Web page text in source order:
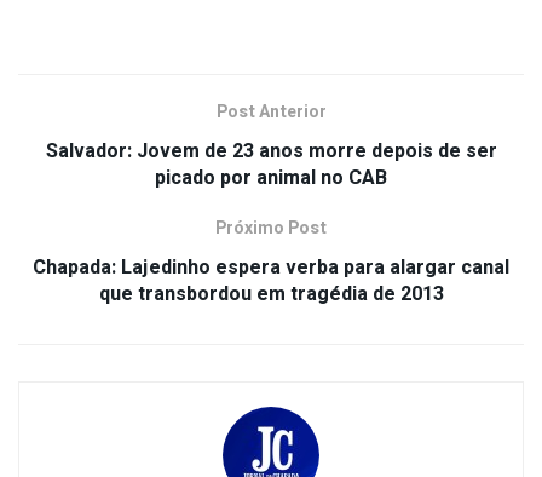
Post Anterior
Salvador: Jovem de 23 anos morre depois de ser
picado por animal no CAB
Próximo Post
Chapada: Lajedinho espera verba para alargar canal
que transbordou em tragédia de 2013